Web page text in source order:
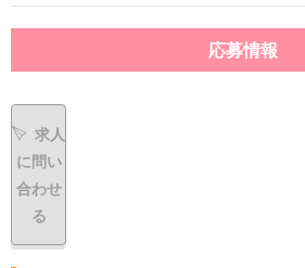
応募情報
求人
に問い
合わせ
る